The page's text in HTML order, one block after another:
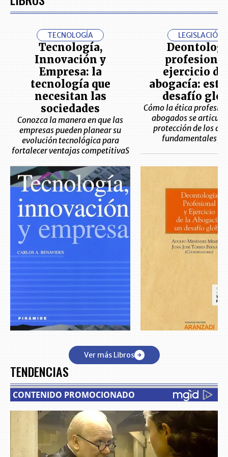
TECNOLOGÍA
Tecnología,
Innovación y
Empresa: la
tecnología que
necesitan las
sociedades
Conozca la manera en que las
empresas pueden planear su
evolución tecnológica para
fortalecer ventajas competitivaS
LEGISLACIÓN
ejercicio de
abogacía: este
desafío
Cómo la ética
abogados se articula
protección de los
fundamentales y
Ver más Libros
TENDENCIAS